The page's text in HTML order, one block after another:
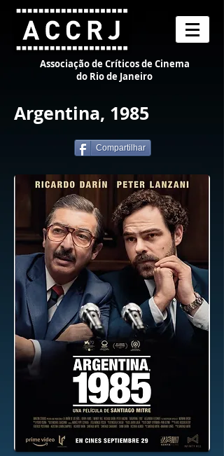
Associação de Críticos de Cinema
do Rio de Janeiro
Argentina, 1985
Compartilhar